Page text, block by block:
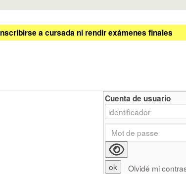
a cursada ni rendir exámenes finales
Cuenta de usuario
Olvidé mi